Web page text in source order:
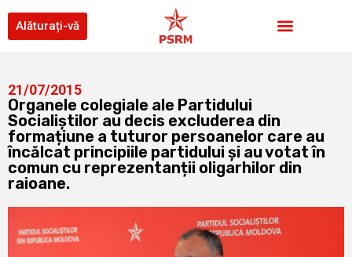
Alăturați-vă
21/07/2015
Organele colegiale ale Partidului
Socialiștilor au decis excluderea din
formațiune a tuturor persoanelor care au
încălcat principiile partidului și au votat în
comun cu reprezentanții oligarhilor din
raioane.